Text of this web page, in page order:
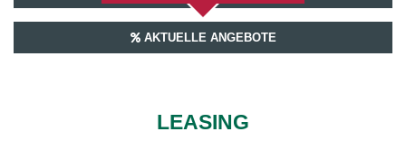
AKTUELLE ANGEBOTE
LEASING